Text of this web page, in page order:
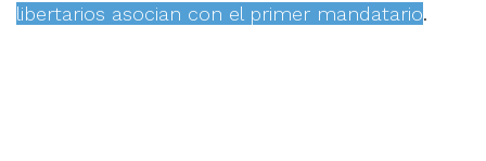
libertarios asocian con el primer mandatario.